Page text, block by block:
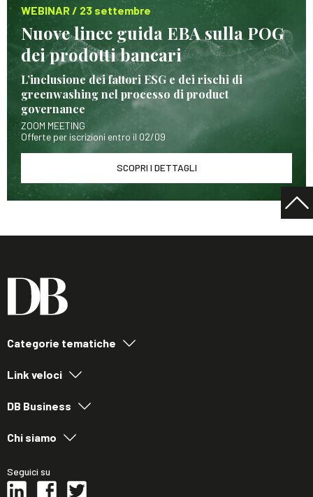
WEBINAR / 23 settembre
Nuove linee guida EBA sulla POG
dei prodotti bancari
L’inclusione dei fattori ESG e dei rischi di
greenwashing nel processo di product
governance
ZOOM MEETING
Offerte per iscrizioni entro il 02/09
SCOPRI I DETTAGLI
Categorie tematiche
Link veloci
DB Business
Chi siamo
Seguici su